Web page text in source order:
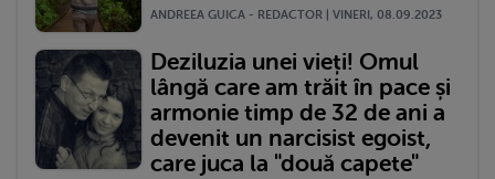
ANDREEA GUICA - REDACTOR | VINERI, 08.09.2023
Deziluzia unei vieți! Omul
lângă care am trăit în pace și
armonie timp de 32 de ani a
devenit un narcisist egoist,
care juca la "două capete"